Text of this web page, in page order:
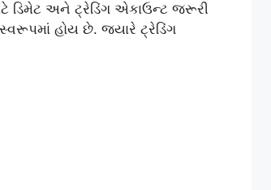
ડિમેટ અને ટ્રેડિંગ એકાઉન્ટ જરૂરી
હોય છે. જ્યારે ટ્રેડિંગ